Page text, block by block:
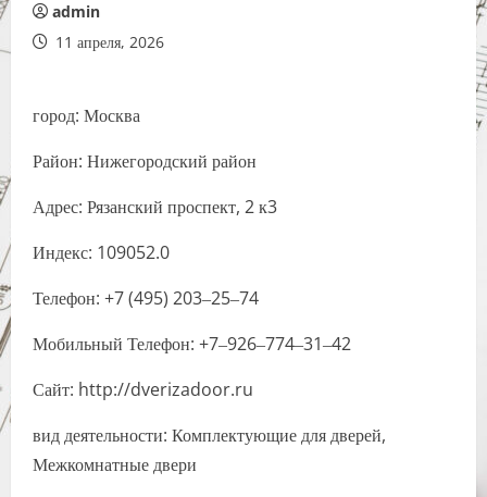
admin
11 апреля, 2026
город: Москва
Район: Нижегородский район
Адрес: Рязанский проспект, 2 к3
Индекс: 109052.0
Телефон: +7 (495) 203‒25‒74
Мобильный Телефон: +7‒926‒774‒31‒42
Сайт: http://dverizadoor.ru
вид деятельности: Комплектующие для дверей,
Межкомнатные двери